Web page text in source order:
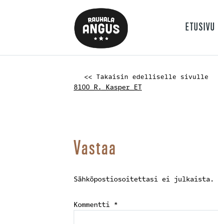
ETUSIVU
<< Takaisin edelliselle sivulle
8100_R._Kasper_ET
Vastaa
Sähköpostiosoitettasi ei julkaista.
Kommentti *